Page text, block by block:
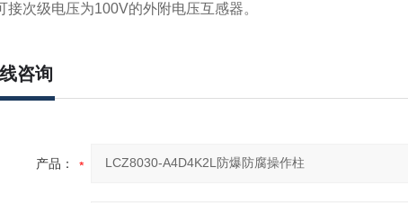
接次级电压为100V的外附电压互感器。
咨询
产品：